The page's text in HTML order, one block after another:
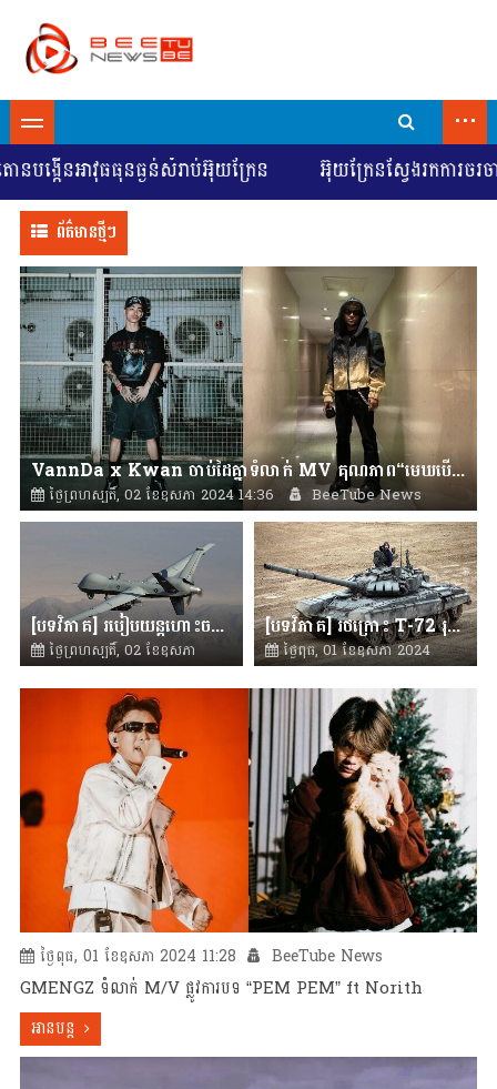
...
អាវុធធុនធ្ងន់សំរាប់អ៊ុយក្រែន អ៊ុយក្រែនស្វែងរកការចរចាដ
ព័ត៌មានថ្មីៗ
VannDa x Kwan ចាប់ដៃគ្នាទំលាក់ MV គុណភាព“មេឃបើកថ្ងៃ”
ថ្ងៃព្រហស្បតិ៍, 02 ខែឧសភា 2024 14:36 BeeTube News
[បទវិភាគ] របៀបយន្តហោះចម្បាំងរុស្ស៊ីសម័យសង្គ្រាមត្រជាក់ទាញទម្លាក់ដ្រូនអាមេរិក
ថ្ងៃព្រហស្បតិ៍, 02 ខែឧសភា
[បទវិភាគ] រថក្រោះ T-72 រុស្ស៊ីបំផ្លាញរថក្រោះ M1 Abrams ត្រឹមការបាញ់ដំបូង
ថ្ងៃពុធ, 01 ខែឧសភា 2024
ថ្ងៃពុធ, 01 ខែឧសភា 2024 11:28 BeeTube News
GMENGZ ទំលាក់ M/V ផ្លូវការបទ “PEM PEM” ft Norith
អានបន្ត